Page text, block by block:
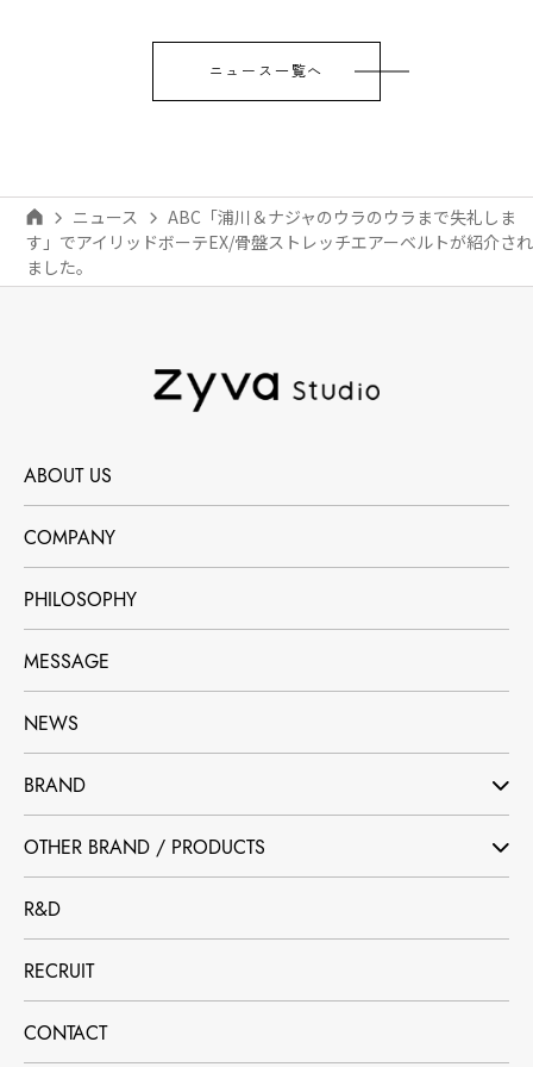
ニュース一覧へ
ニュース
ABC「浦川＆ナジャのウラのウラまで失礼しま
す」でアイリッドボーテEX/骨盤ストレッチエアーベルトが紹介され
ました。
ABOUT US
COMPANY
PHILOSOPHY
MESSAGE
NEWS
BRAND
OTHER BRAND / PRODUCTS
R&D
RECRUIT
CONTACT